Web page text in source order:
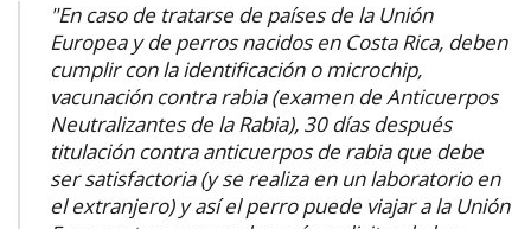
"En caso de tratarse de países de la Unión
Europea y de perros nacidos en Costa Rica, deben
cumplir con la identificación o microchip,
vacunación contra rabia (examen de Anticuerpos
Neutralizantes de la Rabia), 30 días después
titulación contra anticuerpos de rabia que debe
ser satisfactoria (y se realiza en un laboratorio en
el extranjero) y así el perro puede viajar a la Unión